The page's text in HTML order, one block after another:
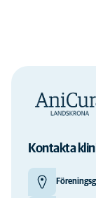
Kontakta